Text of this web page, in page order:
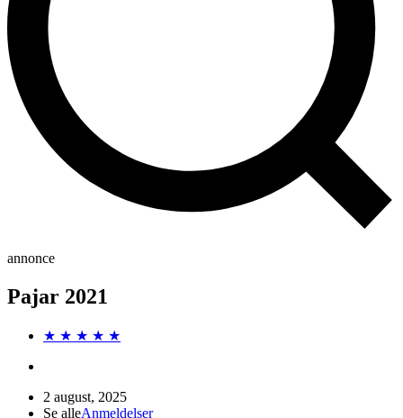
annonce
Pajar 2021
★ ★ ★ ★ ★
2 august, 2025
Se alleAnmeldelser